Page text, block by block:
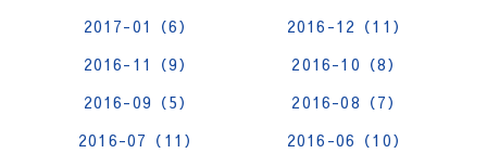
2017-01（6）
2016-12（11）
2016-11（9）
2016-10（8）
2016-09（5）
2016-08（7）
2016-07（11）
2016-06（10）